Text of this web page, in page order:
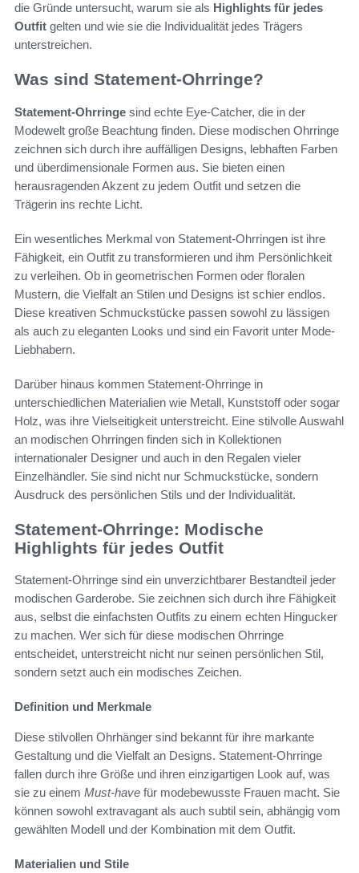
die Gründe untersucht, warum sie als Highlights für jedes
Outfit gelten und wie sie die Individualität jedes Trägers
unterstreichen.
Was sind Statement-Ohrringe?
Statement-Ohrringe sind echte Eye-Catcher, die in der
Modewelt große Beachtung finden. Diese modischen Ohrringe
zeichnen sich durch ihre auffälligen Designs, lebhaften Farben
und überdimensionale Formen aus. Sie bieten einen
herausragenden Akzent zu jedem Outfit und setzen die
Trägerin ins rechte Licht.
Ein wesentliches Merkmal von Statement-Ohrringen ist ihre
Fähigkeit, ein Outfit zu transformieren und ihm Persönlichkeit
zu verleihen. Ob in geometrischen Formen oder floralen
Mustern, die Vielfalt an Stilen und Designs ist schier endlos.
Diese kreativen Schmuckstücke passen sowohl zu lässigen
als auch zu eleganten Looks und sind ein Favorit unter Mode-
Liebhabern.
Darüber hinaus kommen Statement-Ohrringe in
unterschiedlichen Materialien wie Metall, Kunststoff oder sogar
Holz, was ihre Vielseitigkeit unterstreicht. Eine stilvolle Auswahl
an modischen Ohrringen finden sich in Kollektionen
internationaler Designer und auch in den Regalen vieler
Einzelhändler. Sie sind nicht nur Schmuckstücke, sondern
Ausdruck des persönlichen Stils und der Individualität.
Statement-Ohrringe: Modische
Highlights für jedes Outfit
Statement-Ohrringe sind ein unverzichtbarer Bestandteil jeder
modischen Garderobe. Sie zeichnen sich durch ihre Fähigkeit
aus, selbst die einfachsten Outfits zu einem echten Hingucker
zu machen. Wer sich für diese modischen Ohrringe
entscheidet, unterstreicht nicht nur seinen persönlichen Stil,
sondern setzt auch ein modisches Zeichen.
Definition und Merkmale
Diese stilvollen Ohrhänger sind bekannt für ihre markante
Gestaltung und die Vielfalt an Designs. Statement-Ohrringe
fallen durch ihre Größe und ihren einzigartigen Look auf, was
sie zu einem Must-have für modebewusste Frauen macht. Sie
können sowohl extravagant als auch subtil sein, abhängig vom
gewählten Modell und der Kombination mit dem Outfit.
Materialien und Stile